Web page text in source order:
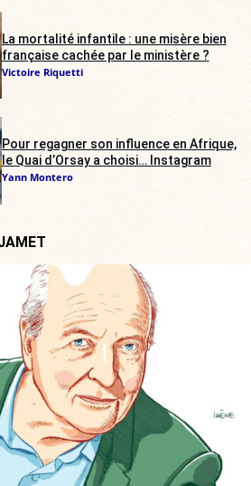
La mortalité infantile : une misère bien
française cachée par le ministère ?
Victoire Riquetti
Pour regagner son influence en Afrique,
le Quai d’Orsay a choisi… Instagram
Yann Montero